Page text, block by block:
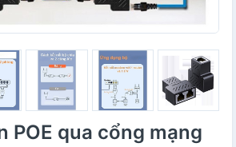
POE qua cổng mạng